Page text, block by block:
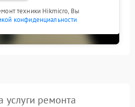
техники Hikmicro, Вы
конфиденциальности
услуги ремонта